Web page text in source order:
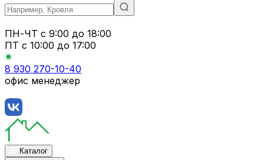
ПН-ЧТ с 9:00 до 18:00
ПТ с 10:00 до 17:00
8 930 270-10-40
офис менеджер
Каталог